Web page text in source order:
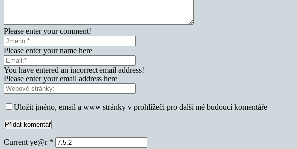
Please enter your comment!
Please enter your name here
You have entered an incorrect email address!
Please enter your email address here
Uložit jméno, email a www stránky v prohlížeči pro další mé budoucí komentáře
Current ye@r *